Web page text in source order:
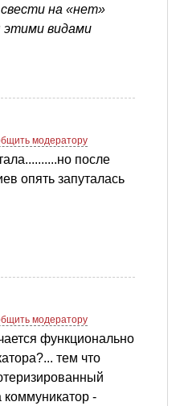
на «нет»
этими видами
модератору
после
опять запуталась
модератору
функционально
тем что
-